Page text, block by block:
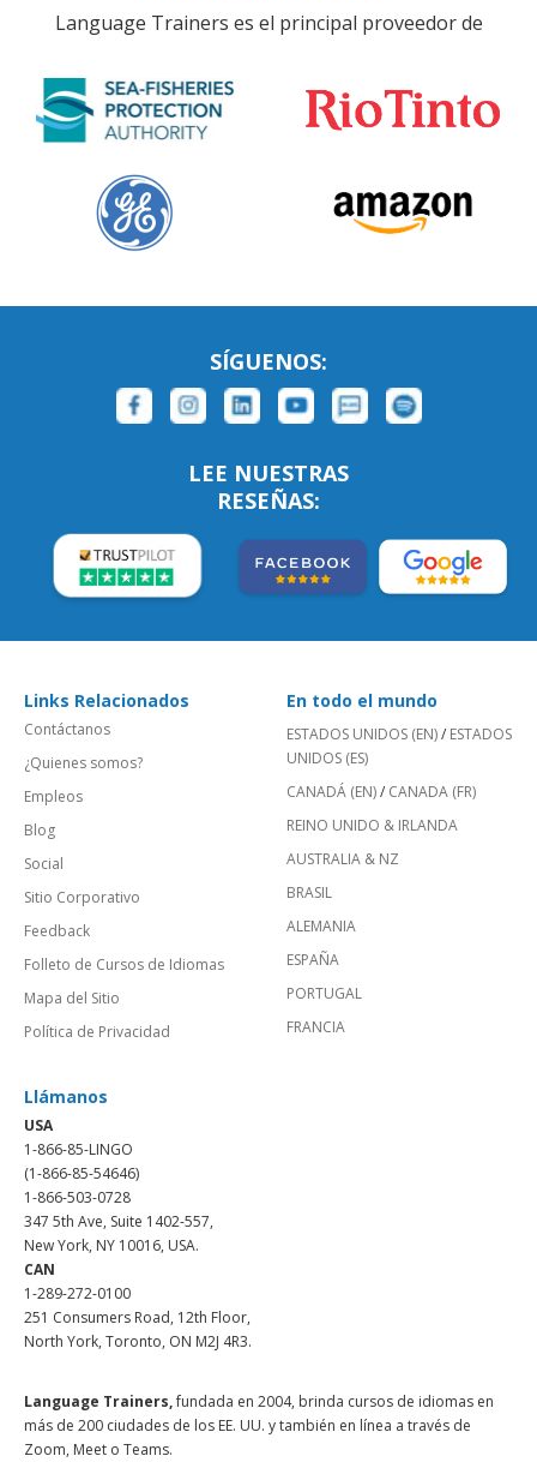
Language Trainers es el principal proveedor de
SÍGUENOS:
LEE NUESTRAS
RESEÑAS:
Links Relacionados
Contáctanos
¿Quienes somos?
Empleos
Blog
Social
Sitio Corporativo
Feedback
Folleto de Cursos de Idiomas
Mapa del Sitio
Política de Privacidad
En todo el mundo
ESTADOS UNIDOS (EN)/ ESTADOS
UNIDOS (ES)
CANADÁ (EN)/ CANADA (FR)
REINO UNIDO & IRLANDA
AUSTRALIA & NZ
BRASIL
ALEMANIA
ESPAÑA
PORTUGAL
FRANCIA
Llámanos
USA
1-866-85-LINGO
(1-866-85-54646)
1-866-503-0728
347 5th Ave, Suite 1402-557,
New York, NY 10016, USA.
CAN
1-289-272-0100
251 Consumers Road, 12th Floor,
North York, Toronto, ON M2J 4R3.
Language Trainers,fundada en 2004, brinda cursos de idiomas en
más de 200 ciudades de los EE. UU. y también en línea a través de
Zoom, Meet o Teams.